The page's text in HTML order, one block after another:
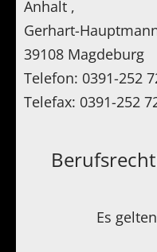
Anhalt ,
Gerhart-
39108 Magdeburg
Telefon: 0391-252
Telefax: 0391-252
Es